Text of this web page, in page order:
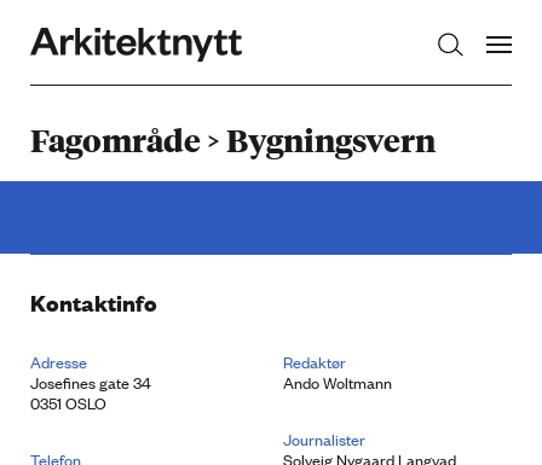
Fagområde > Bygningsvern
Kontaktinfo
Adresse
Josefines gate 34
0351 OSLO
Telefon
Redaktør
Ando Woltmann
Journalister
Solveig Nygaard Langvad